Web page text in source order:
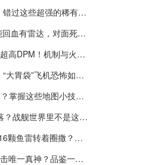
的稀有战舰，还得再等一年？
达，对面死活还打不着？
力的逆天组合，就是哈气的资本！
胃袋”飞机恐怖如斯！
技巧，上分就跟喝水一样轻松！
舰世界里不是这样的！
撒？这些奇葩居然是战列舰！
？品鉴一下上分必备神船！